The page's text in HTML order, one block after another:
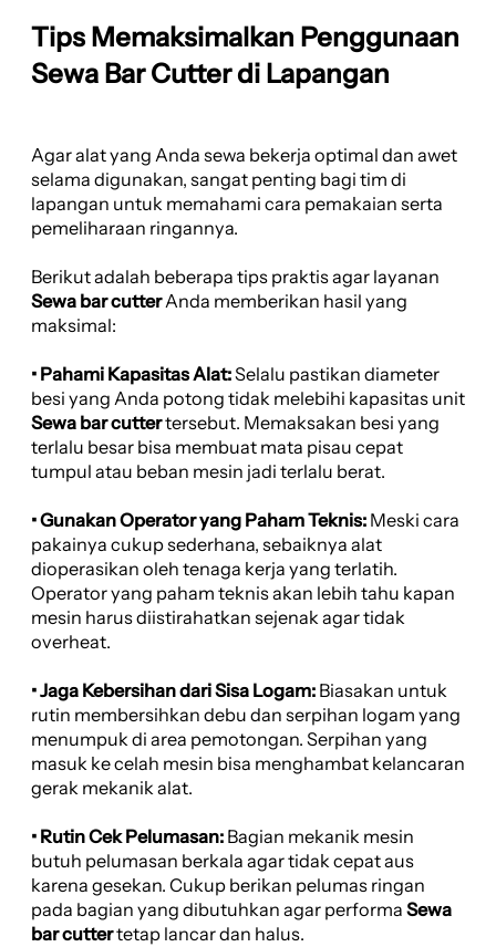
Tips Memaksimalkan Penggunaan
Sewa Bar Cutter di Lapangan
Agar alat yang Anda sewa bekerja optimal dan awet
selama digunakan, sangat penting bagi tim di
lapangan untuk memahami cara pemakaian serta
pemeliharaan ringannya.
Berikut adalah beberapa tips praktis agar layanan
Sewa bar cutterAnda memberikan hasil yang
maksimal:
• Pahami Kapasitas Alat:Selalu pastikan diameter
besi yang Anda potong tidak melebihi kapasitas unit
Sewa bar cuttertersebut. Memaksakan besi yang
terlalu besar bisa membuat mata pisau cepat
tumpul atau beban mesin jadi terlalu berat.
• Gunakan Operator yang Paham Teknis: Meski cara
pakainya cukup sederhana, sebaiknya alat
dioperasikan oleh tenaga kerja yang terlatih.
Operator yang paham teknis akan lebih tahu kapan
mesin harus diistirahatkan sejenak agar tidak
overheat.
• Jaga Kebersihan dari Sisa Logam: Biasakan untuk
rutin membersihkan debu dan serpihan logam yang
menumpuk di area pemotongan. Serpihan yang
masuk ke celah mesin bisa menghambat kelancaran
gerak mekanik alat.
• Rutin Cek Pelumasan: Bagian mekanik mesin
butuh pelumasan berkala agar tidak cepat aus
karena gesekan. Cukup berikan pelumas ringan
pada bagian yang dibutuhkan agar performa Sewa
bar cuttertetap lancar dan halus.